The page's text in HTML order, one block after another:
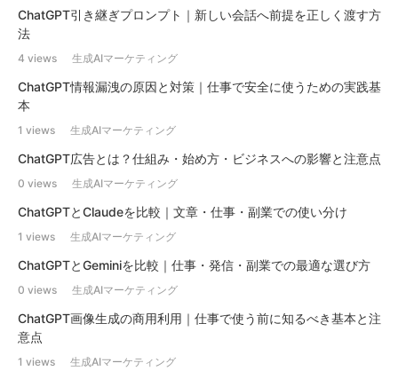
ChatGPT引き継ぎプロンプト｜新しい会話へ前提を正しく渡す方
法
4 views 生成AIマーケティング
ChatGPT情報漏洩の原因と対策｜仕事で安全に使うための実践基
本
1 views 生成AIマーケティング
ChatGPT広告とは？仕組み・始め方・ビジネスへの影響と注意点
0 views 生成AIマーケティング
ChatGPTとClaudeを比較｜文章・仕事・副業での使い分け
1 views 生成AIマーケティング
ChatGPTとGeminiを比較｜仕事・発信・副業での最適な選び方
0 views 生成AIマーケティング
ChatGPT画像生成の商用利用｜仕事で使う前に知るべき基本と注
意点
1 views 生成AIマーケティング